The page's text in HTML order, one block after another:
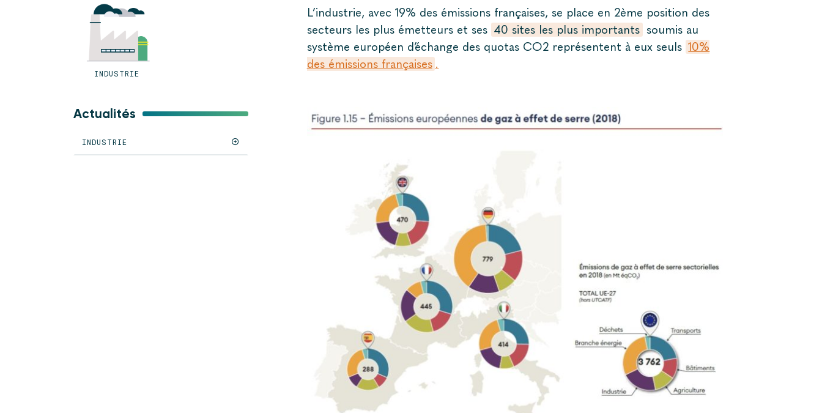
INDUSTRIE
Actualités
INDUSTRIE
L’industrie, avec 19% des émissions françaises, se place en 2ème position des
secteurs les plus émetteurs et ses 40 sites les plus importants soumis au
système européen d’échange des quotas CO2 représentent à eux seuls 10%
des émissions françaises .